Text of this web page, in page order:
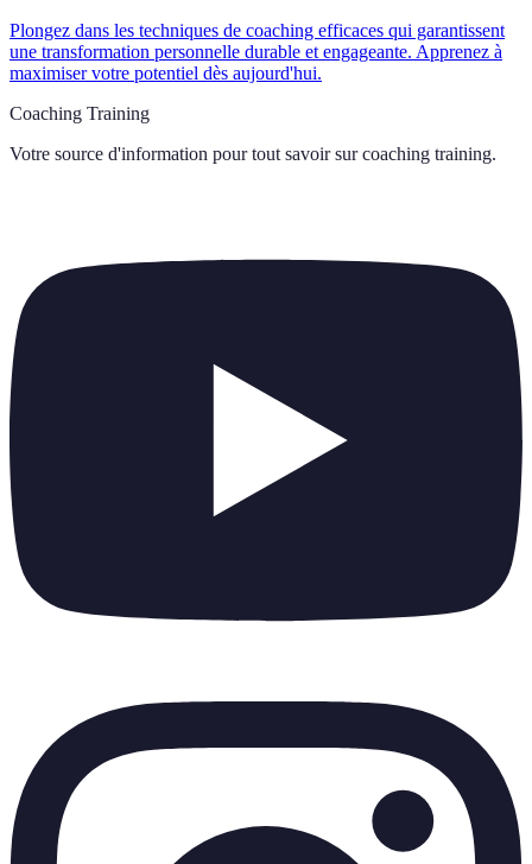
Plongez dans les techniques de coaching efficaces qui garantissent
une transformation personnelle durable et engageante. Apprenez à
maximiser votre potentiel dès aujourd'hui.
Coaching Training
Votre source d'information pour tout savoir sur coaching training.